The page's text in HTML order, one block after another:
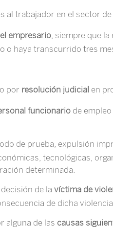
al trabajador en el sector
empresario, siempre que la
o haya transcurrido tres
por resolución judicial en
funcionariode
de prueba, expulsión
tecnológicas,
determinada.
de la víctima de
de dicha violencia.
alguna de las causas